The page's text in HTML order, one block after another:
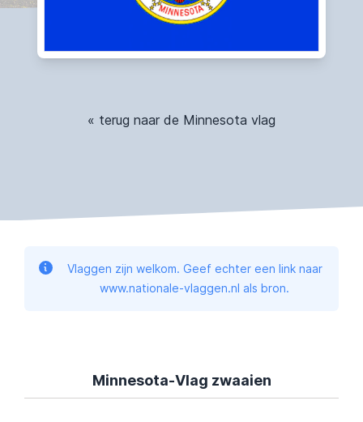
« terug naar de Minnesota vlag
Vlaggen zijn welkom. Geef echter een link naar
www.nationale-vlaggen.nl als bron.
Minnesota-Vlag zwaaien